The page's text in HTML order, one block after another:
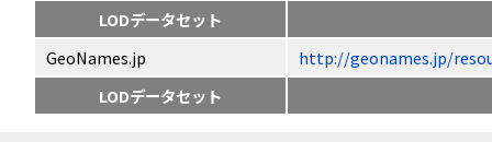
LODデータセット
GeoNames.jp
http://geonames.jp/
LODデータセット